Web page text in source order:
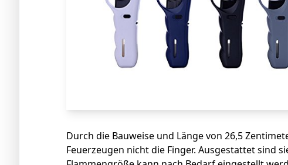
Durch die Bauweise und Länge von 26,5
Feuerzeugen nicht die Finger. Ausgestattet sind